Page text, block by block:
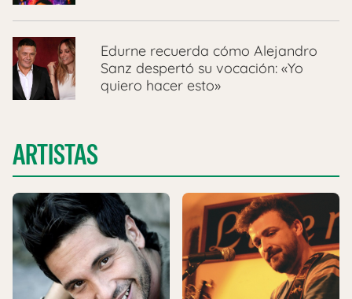
Edurne recuerda cómo Alejandro
Sanz despertó su vocación: «Yo
quiero hacer esto»
ARTISTAS